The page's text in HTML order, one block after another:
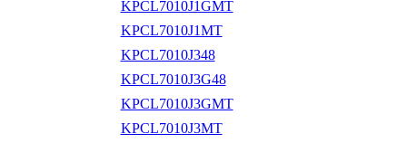
KPCL7010J1GMT
KPCL7010J1MT
KPCL7010J348
KPCL7010J3G48
KPCL7010J3GMT
KPCL7010J3MT